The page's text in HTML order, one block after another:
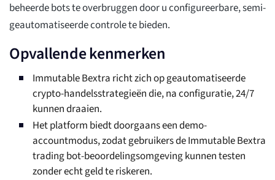
beheerde bots te overbruggen door u configureerbare, semi-
geautomatiseerde controle te bieden.
Opvallende kenmerken
Immutable Bextra richt zich op geautomatiseerde
crypto-handelsstrategieën die, na configuratie, 24/7
kunnen draaien.
Het platform biedt doorgaans een demo-
accountmodus, zodat gebruikers de Immutable Bextra
trading bot-beoordelingsomgeving kunnen testen
zonder echt geld te riskeren.